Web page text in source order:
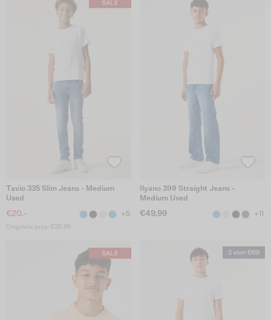
Tavio 335 Slim Jeans - Medium
Used
€20.- +5
Originele prijs: €39.99
Ilyano 399 Straight Jeans -
Medium Used
€49.99 +11